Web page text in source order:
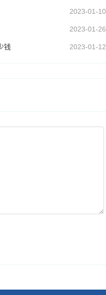
2023-01-10
2023-01-26
钱 2023-01-12